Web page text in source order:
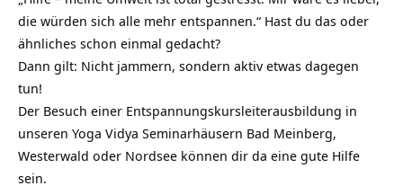
die würden sich alle mehr entspannen.“ Hast du das oder
ähnliches schon einmal gedacht?
Dann gilt: Nicht jammern, sondern aktiv etwas dagegen
tun!
Der Besuch einer Entspannungskursleiterausbildung in
unseren Yoga Vidya Seminarhäusern Bad Meinberg,
Westerwald oder Nordsee können dir da eine gute Hilfe
sein.